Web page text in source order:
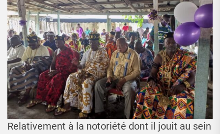
Relativement à la notoriété dont il jouit au sein